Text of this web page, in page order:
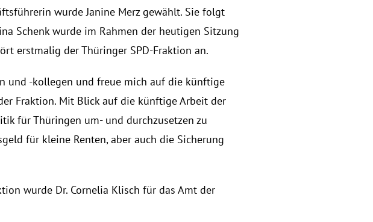
wurde Janine Merz gewählt. Sie folgt
Schenk wurde im Rahmen der heutigen Sitzung
erstmalig der Thüringer SPD-Fraktion an.
und -kollegen und freue mich auf die künftige
Fraktion. Mit Blick auf die künftige Arbeit der
für Thüringen um- und durchzusetzen zu
für kleine Renten, aber auch die Sicherung
wurde Dr. Cornelia Klisch für das Amt der